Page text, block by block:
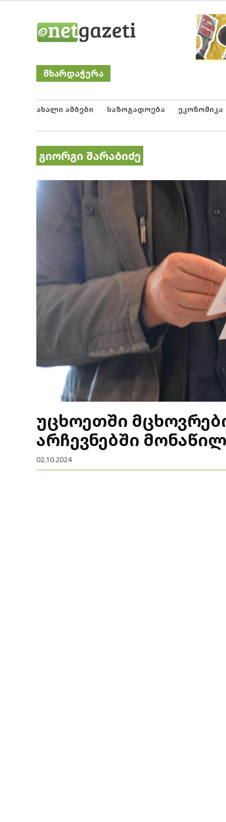
Netgazeti
მხარდაჭერა
ახალი ამბები საზოგადოება ეკონომიკა
გიორგი შარაბიძე
უცხოეთში
არჩევნებში
02.10.2024